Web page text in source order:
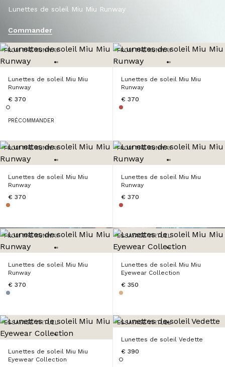
Lunettes de soleil Miu Miu Runway
Commander
FROM THE RUNWAY
Lunettes de soleil Miu Miu
Runway
€ 370
PRÉCOMMANDER
FROM THE RUNWAY
Lunettes de soleil Miu Miu
Runway
€ 370
FROM THE RUNWAY
Lunettes de soleil Miu Miu
Runway
€ 370
FROM THE RUNWAY
Lunettes de soleil Miu Miu
Runway
€ 370
Lunettes de soleil Miu Miu Runway
FROM THE RUNWAY
Lunettes de soleil Miu Miu
Runway
€ 370
ESSAYAGE VIRTUEL
Lunettes de soleil Miu Miu
Eyewear Collection
€ 350
ESSAYAGE VIRTUEL
Lunettes de soleil Miu Miu
Eyewear Collection
ESSAYAGE VIRTUEL
Lunettes de soleil Vedette
€ 390